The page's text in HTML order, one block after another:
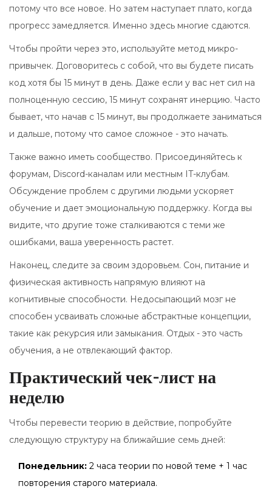
потому что все новое. Но затем наступает плато, когда
прогресс замедляется. Именно здесь многие сдаются.
Чтобы пройти через это, используйте метод микро-
привычек. Договоритесь с собой, что вы будете писать
код хотя бы 15 минут в день. Даже если у вас нет сил на
полноценную сессию, 15 минут сохранят инерцию. Часто
бывает, что начав с 15 минут, вы продолжаете заниматься
и дальше, потому что самое сложное - это начать.
Также важно иметь сообщество. Присоединяйтесь к
форумам, Discord-каналам или местным IT-клубам.
Обсуждение проблем с другими людьми ускоряет
обучение и дает эмоциональную поддержку. Когда вы
видите, что другие тоже сталкиваются с теми же
ошибками, ваша уверенность растет.
Наконец, следите за своим здоровьем. Сон, питание и
физическая активность напрямую влияют на
когнитивные способности. Недосыпающий мозг не
способен усваивать сложные абстрактные концепции,
такие как рекурсия или замыкания. Отдых - это часть
обучения, а не отвлекающий фактор.
Практический чек-лист на
неделю
Чтобы перевести теорию в действие, попробуйте
следующую структуру на ближайшие семь дней:
Понедельник: 2 часа теории по новой теме + 1 час
повторения старого материала.